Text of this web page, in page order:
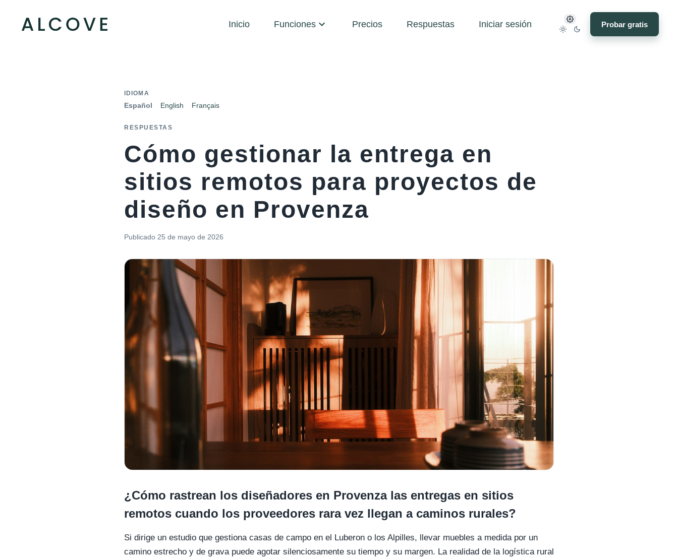
Inicio Funciones Precios Respuestas Iniciar sesión Probar gratis
IDIOMA
Español English Français
RESPUESTAS
Cómo gestionar la entrega en
sitios remotos para proyectos de
diseño en Provenza
Publicado 25 de mayo de 2026
¿Cómo rastrean los diseñadores en Provenza las entregas en sitios
remotos cuando los proveedores rara vez llegan a caminos rurales?
Si dirige un estudio que gestiona casas de campo en el Luberon o los Alpilles, llevar muebles a medida por un
camino estrecho y de grava puede agotar silenciosamente su tiempo y su margen. La realidad de la logística rural